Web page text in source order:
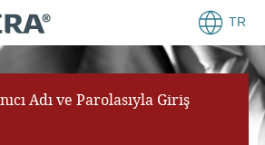
TR
Adı ve Parolasıyla Giriş